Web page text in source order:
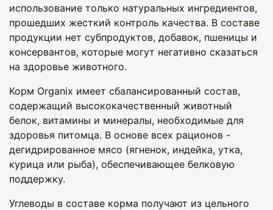
использование только натуральных ингредиентов,
прошедших жесткий контроль качества. В составе
продукции нет субпродуктов, добавок, пшеницы и
консервантов, которые могут негативно сказаться
на здоровье животного.
Корм Organix имеет сбалансированный состав,
содержащий высококачественный животный
белок, витамины и минералы, необходимые для
здоровья питомца. В основе всех рационов -
дегидрированное мясо (ягненок, индейка, утка,
курица или рыба), обеспечивающее белковую
поддержку.
Углеводы в составе корма получают из цельного